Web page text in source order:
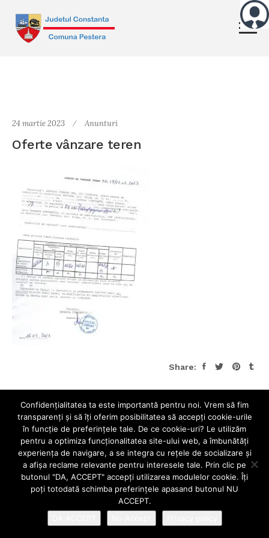
24 martie 2023 Anunturi
Oferte vânzare teren
Share:
Confidenţialitatea ta este importantă pentru noi. Vrem să fim
transparenţi și să îţi oferim posibilitatea să accepţi cookie-urile
în funcţie de preferinţele tale. De ce cookie-uri? Le utilizăm
pentru a optimiza funcţionalitatea site-ului web, a îmbunătăţi
experienţa de navigare, a se integra cu reţele de socializare şi
a afişa reclame relevante pentru interesele tale. Prin clic pe
butonul "DA, ACCEPT" accepţi utilizarea modulelor cookie. Îţi
poţi totodată schimba preferinţele apasand butonul NU
ACCEPT.